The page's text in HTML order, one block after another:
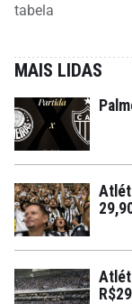
tabela
MAIS LIDAS